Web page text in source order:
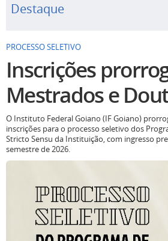
Destaque
PROCESSO SELETIVO
Inscrições
Mestrados e
O Instituto Federal Goiano (IF Goiano)
inscrições para o processo seletivo dos
Stricto Sensu da Instituição, com ingresso
semestre de 2026.